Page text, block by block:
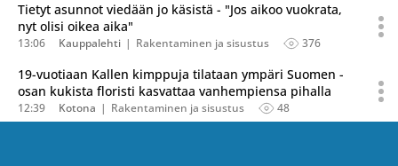
Tietyt asunnot viedään jo käsistä - "Jos aikoo vuokrata,
nyt olisi oikea aika"
13:06 Kauppalehti Rakentaminen ja sisustus 376
19-vuotiaan Kallen kimppuja tilataan ympäri Suomen -
osan kukista floristi kasvattaa vanhempiensa pihalla
12:39 Kotona Rakentaminen ja sisustus 48